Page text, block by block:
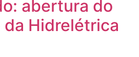
abertura do
Hidrelétrica